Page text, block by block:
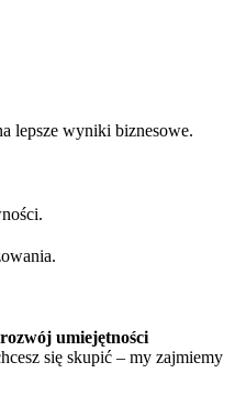
lepsze wyniki biznesowe.
rozwój umiejętności
się skupić – my zajmiemy